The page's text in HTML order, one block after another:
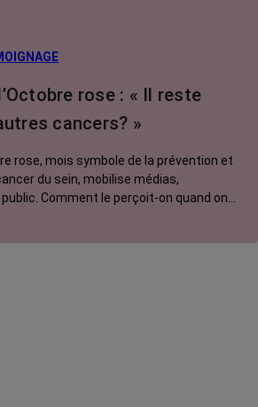
rose : « Il reste
cancers? »
rose, mois symbole de la prévention et
du sein, mobilise médias,
Comment le perçoit-on quand on